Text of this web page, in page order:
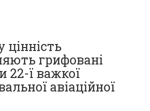
цінність
грифовані
22-ї важкої
авіаційної